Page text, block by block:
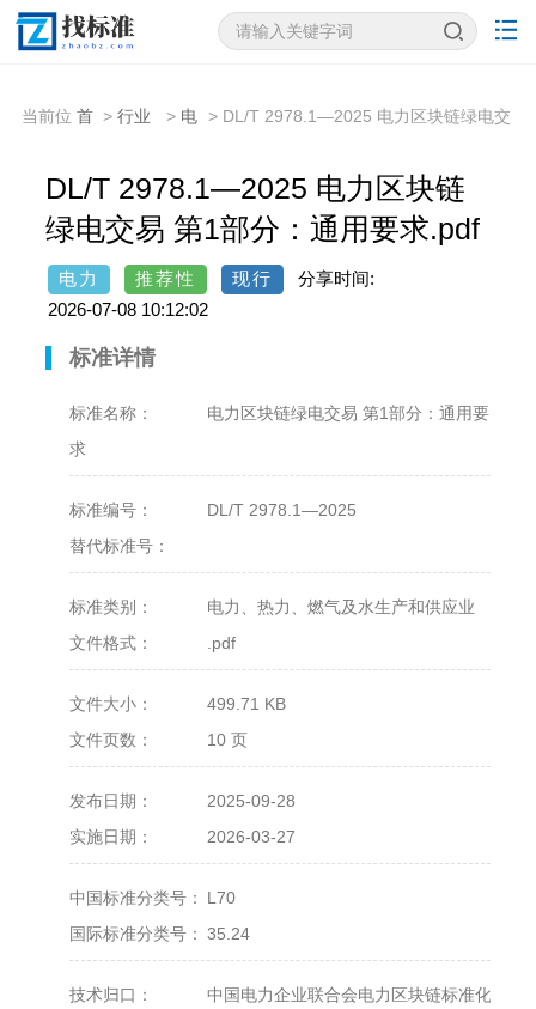
当前位 首 >行业
> 电 > DL/T 2978.1—2025 电力区块链绿电交
DL/T 2978.1—2025 电力区块链
绿电交易 第1部分：通用要求.pdf
电力 推荐性 现行
分享时间:
2026-07-08 10:12:02
标准详情
标准名称：
电力区块链绿电交易 第1部分：通用要
求
标准编号：
DL/T 2978.1—2025
替代标准号：
标准类别：
电力、热力、燃气及水生产和供应业
文件格式：
.pdf
文件大小：
499.71 KB
文件页数：
10 页
发布日期：
2025-09-28
实施日期：
2026-03-27
中国标准分类号：
L70
国际标准分类号： 35.24
技术归口：
中国电力企业联合会电力区块链标准化技术